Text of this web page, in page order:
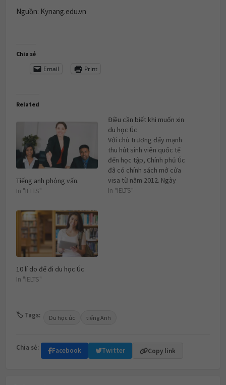
Nguồn: Kynang.edu.vn
Chia sẻ
Email Print
Related
Tiếng anh phỏng vấn.
In "IELTS"
Điều cần biết khi muốn xin
du học Úc
Với chủ trương đẩy mạnh
thu hút sinh viên quốc tế
đến học tập, Chính phủ Úc
đã có chính sách mở cửa
visa từ năm 2012. Ngày
26/03/2012, Bộ Di trú Úc đã
In "IELTS"
10 lí do để đi du học Úc
In "IELTS"
🏷 Tags: Du học úc tiếng Anh
Chia sẻ: Facebook Twitter Copy link